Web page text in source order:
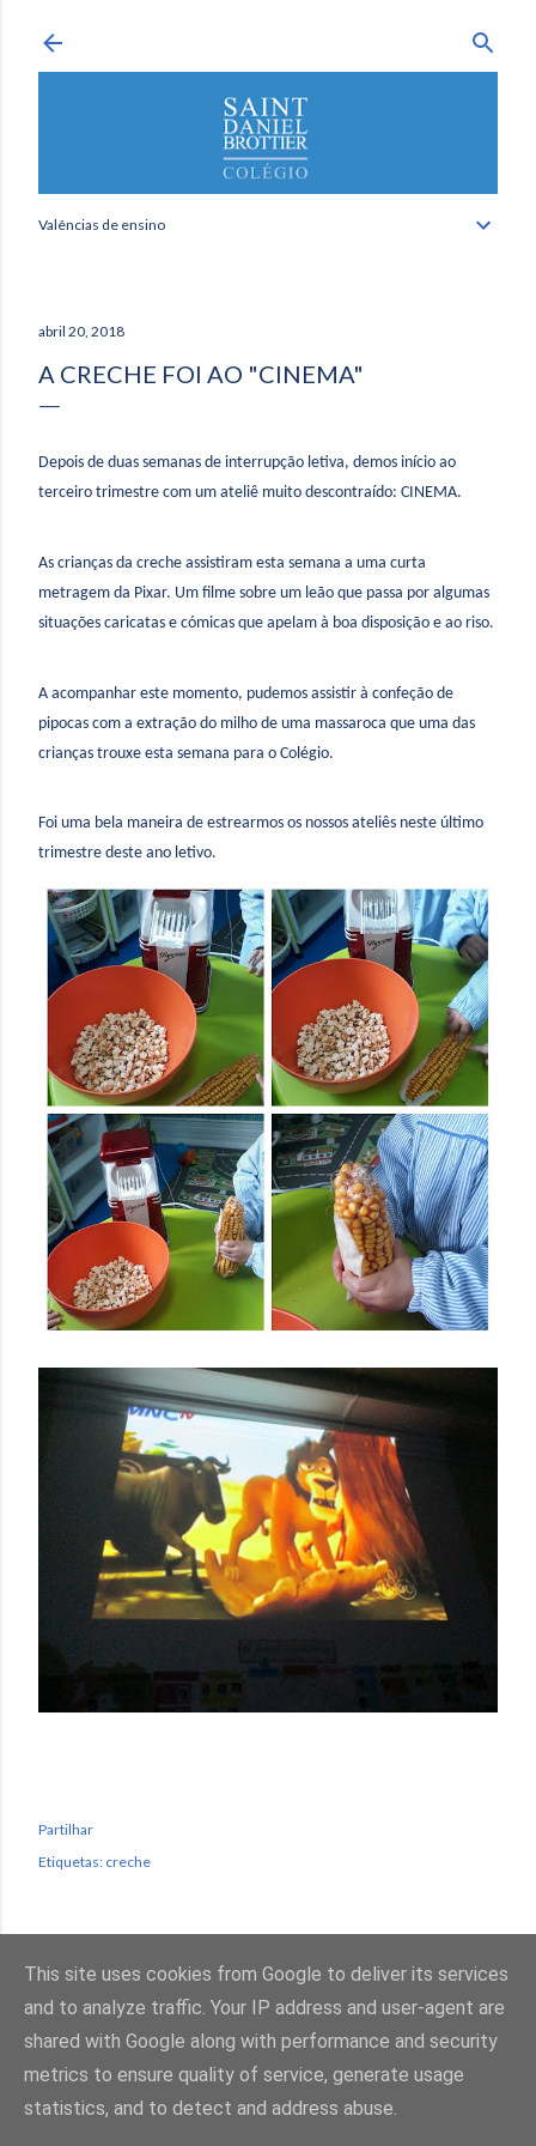
Valências de ensino
abril 20, 2018
A CRECHE FOI AO "CINEMA"
Depois de duas semanas de interrupção letiva, demos início ao
terceiro trimestre com um ateliê muito descontraído: CINEMA.
As crianças da creche assistiram esta semana a uma curta
metragem da Pixar. Um filme sobre um leão que passa por algumas
situações caricatas e cómicas que apelam à boa disposição e ao riso.
A acompanhar este momento, pudemos assistir à confeção de
pipocas com a extração do milho de uma massaroca que uma das
crianças trouxe esta semana para o Colégio.
Foi uma bela maneira de estrearmos os nossos ateliês neste último
trimestre deste ano letivo.
Partilhar
Etiquetas: creche
Com tecnologia do Blogger
Colégio Saint Daniel Brottier
This site uses cookies from Google to deliver its services
and to analyze traffic. Your IP address and user-agent are
shared with Google along with performance and security
metrics to ensure quality of service, generate usage
statistics, and to detect and address abuse.